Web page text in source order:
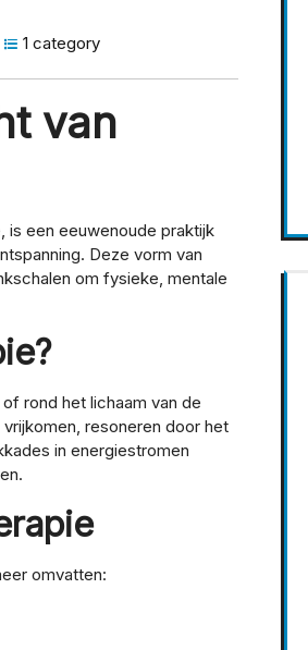
1 category
van
is een eeuwenoude praktijk
Deze vorm van
om fysieke, mentale
rond het lichaam van de
resoneren door het
in energiestromen
omvatten: